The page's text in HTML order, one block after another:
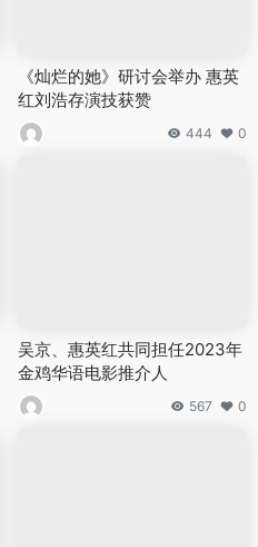
《灿烂的她》研讨会举办 惠英
红刘浩存演技获赞
444 0
吴京、惠英红共同担任2023年
金鸡华语电影推介人
567 0